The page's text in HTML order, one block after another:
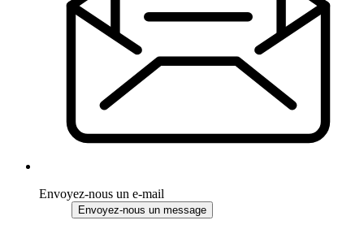
Envoyez-nous un e-mail
Envoyez-nous un message